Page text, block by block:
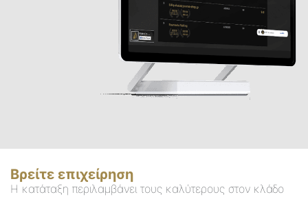
Βρείτε επιχείρηση
Η κατάταξη περιλαμβάνει τους καλύτερους στον κλάδο